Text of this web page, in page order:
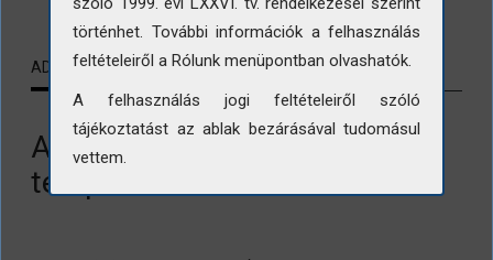
ADATLAP KAPCSOLÓDÓ TARTALMAK
A nagykőrösi református
templom és a tanácsház
történhet. További információk a felhasználás
feltételeiről a Rólunk menüpontban olvashatók.
A felhasználás jogi feltételeiről szóló
tájékoztatást az ablak bezárásával tudomásul
vettem.